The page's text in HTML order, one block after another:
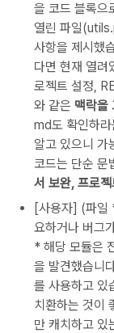
을 코드 블록으
열린 파일
사항을 제시했
다면 현재 열려
로젝트 설정,
와 같은 맥락을
md도 확인하
알고 있으니
코드는 단순 문
서 보완, 프로
[사용자] (파일
요하거나 버그
* 해당 모듈은
을 발견했습니
를 사용하고 있
치환하는 것이
만 캐치하고 있